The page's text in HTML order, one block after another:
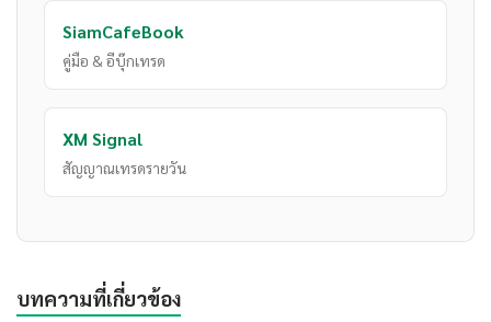
SiamCafeBook
คู่มือ & อีบุ๊กเทรด
XM Signal
สัญญาณเทรดรายวัน
บทความที่เกี่ยวข้อง